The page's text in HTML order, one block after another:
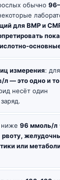
обычно
для BMP и
измерения:
— это одно и
несёт один
ниже 96 ммоль/л
рвоту,
или